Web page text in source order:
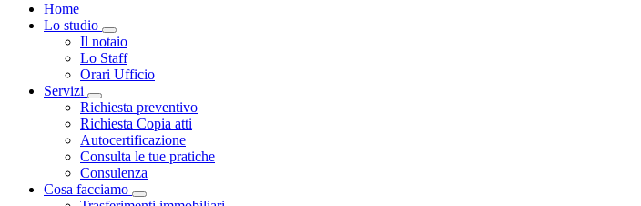
Home
Lo studio
Visualizza menù di secondo livello
Il notaio
Lo Staff
Orari Ufficio
Servizi
Visualizza menù di secondo livello
Richiesta preventivo
Richiesta Copia atti
Autocertificazione
Consulta le tue pratiche
Consulenza
Cosa facciamo
Visualizza menù di secondo livello